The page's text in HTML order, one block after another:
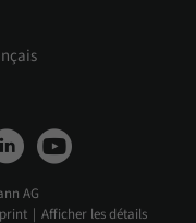
AG
Afficher les détails